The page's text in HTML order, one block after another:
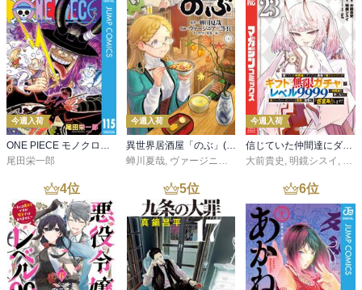
今週入荷
ONE PIECE モノクロ版 115
尾田栄一郎
今週入荷
異世界居酒屋「のぶ」(22)
蝉川夏哉, ヴァージニア二等兵 ,転
今週入荷
信じていた仲間達にダンジョン奥地で殺されかけたがギフト『無限ガチャ』でレベル９９９９の仲間達を手に入れて元パーティーメンバーと世界に復讐＆『ざまぁ！』します！（２３）
大前貴史 , 明鏡シスイ , ｔ
4位 5位 6位